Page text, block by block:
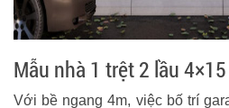
Mẫu nhà 1 trệt 2 lầu
Với bề ngang 4m, việc bố trí